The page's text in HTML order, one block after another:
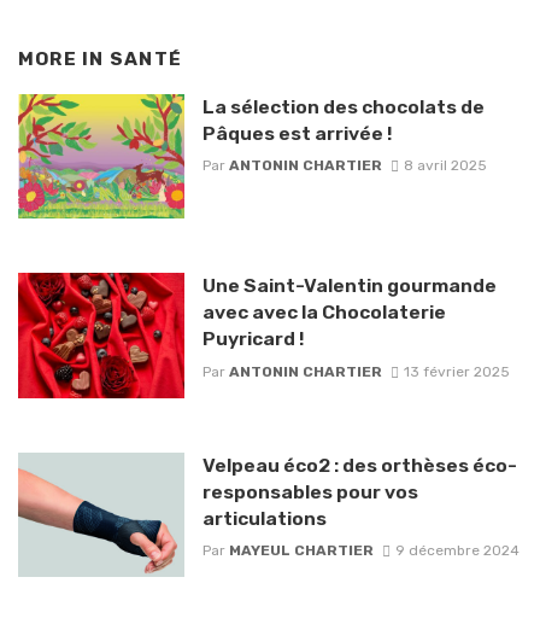
MORE IN SANTÉ
La sélection des chocolats de
Pâques est arrivée !
Par ANTONIN CHARTIER 8 avril 2025
Une Saint-Valentin gourmande
avec avec la Chocolaterie
Puyricard !
Par ANTONIN CHARTIER 13 février 2025
Velpeau éco2 : des orthèses éco-
responsables pour vos
articulations
Par MAYEUL CHARTIER 9 décembre 2024